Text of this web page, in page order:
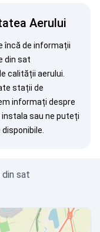
Aerului
încă de informații
din sat
calității aerului.
stații de
informați despre
sau ne puteți
sat